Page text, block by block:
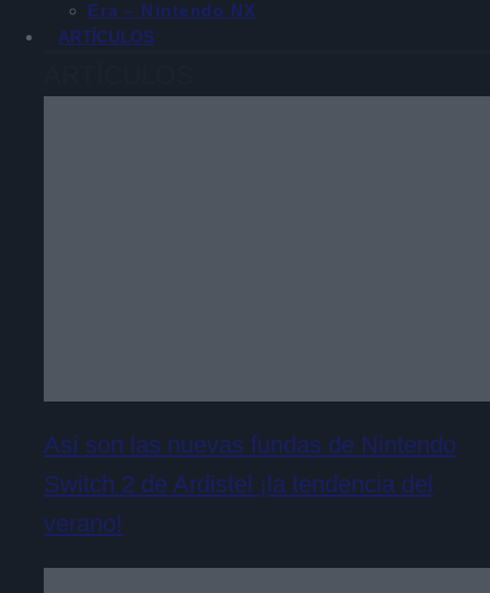
Era – Nintendo NX
ARTÍCULOS
Así son las nuevas fundas de Nintendo
Switch 2 de Ardistel ¡la tendencia del
verano!